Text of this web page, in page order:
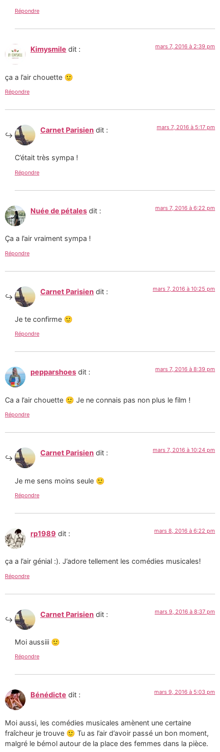
Répondre
Kimysmile dit : mars 7, 2016 à 2:39 pm
ça a l’air chouette 🙂
Répondre
Carnet Parisien dit : mars 7, 2016 à 5:17 pm
C’était très sympa !
Répondre
Nuée de pétales dit : mars 7, 2016 à 6:22 pm
Ça a l’air vraiment sympa !
Répondre
Carnet Parisien dit : mars 7, 2016 à 10:25 pm
Je te confirme 🙂
Répondre
pepparshoes dit : mars 7, 2016 à 8:39 pm
Ca a l’air chouette 🙂 Je ne connais pas non plus le film !
Répondre
Carnet Parisien dit : mars 7, 2016 à 10:24 pm
Je me sens moins seule 🙂
Répondre
rp1989 dit : mars 8, 2016 à 6:22 pm
ça a l’air génial :). J’adore tellement les comédies musicales!
Répondre
Carnet Parisien dit : mars 9, 2016 à 8:37 pm
Moi aussiii 🙂
Répondre
Bénédicte dit : mars 9, 2016 à 5:03 pm
Moi aussi, les comédies musicales amènent une certaine
fraîcheur je trouve 🙂 Tu as l’air d’avoir passé un bon moment,
malgré le bémol autour de la place des femmes dans la pièce.